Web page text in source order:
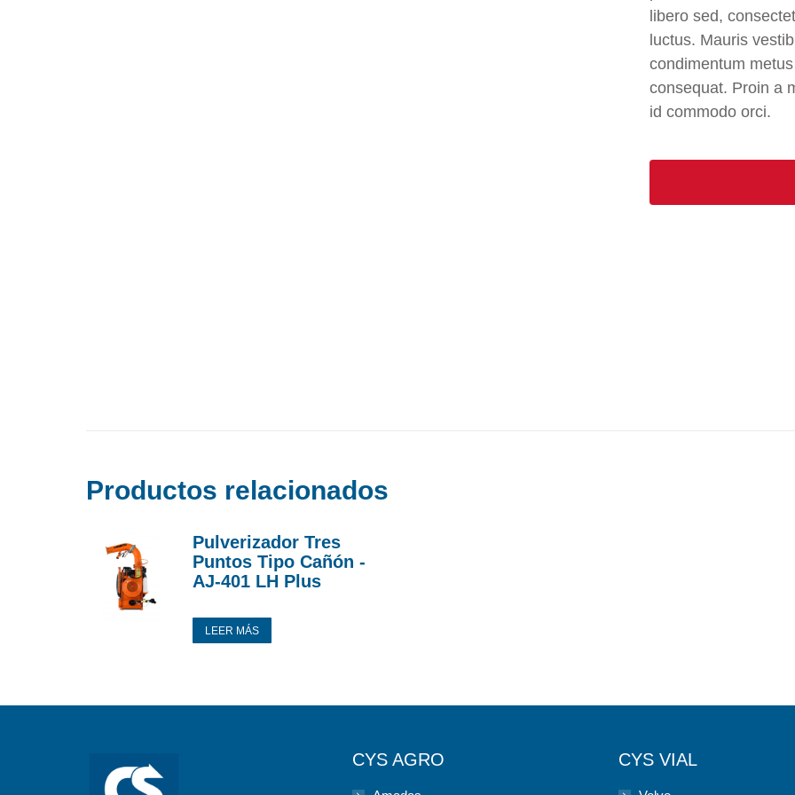
libero sed,
luctus. Mauris
condimentum
consequat. Proin a
id commodo orci.
Productos relacionados
Pulverizador Tres
Puntos Tipo Cañón -
AJ-401 LH Plus
LEER MÁS
CYS AGRO CYS VIAL